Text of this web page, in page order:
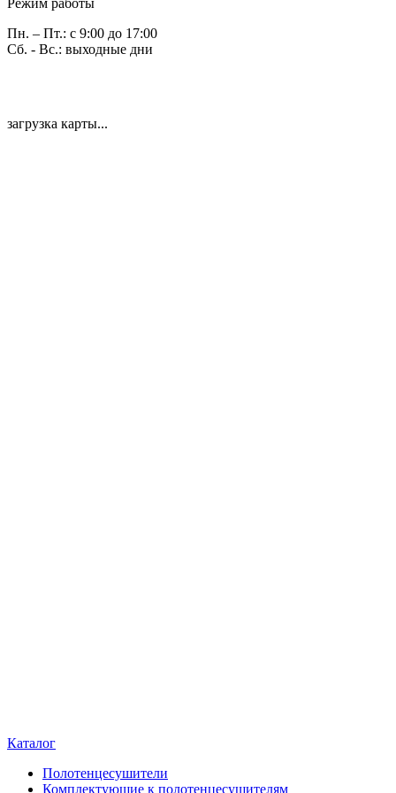
Пн. – Пт.: с 9:00 до 17:00
Сб. - Вс.: выходные дни
загрузка карты...
Каталог
Полотенцесушители
Комплектующие к полотенцесушителям